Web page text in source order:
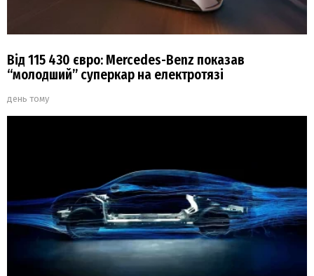
Від 115 430 євро: Mercedes-Benz показав
“молодший” суперкар на електротязі
день тому